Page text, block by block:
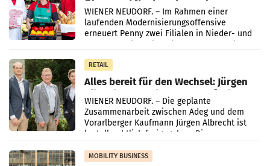
Ober- und Niederösterreich
WIENER NEUDORF. – Im Rahmen einer
laufenden Modernisierungsoffensive
erneuert Penny zwei Filialen in Nieder- und
RETAIL
Alles bereit für den Wechsel: Jürgen
Albrecht setzt ab 1.1.2027 auf Adeg
WIENER NEUDORF. – Die geplante
Zusammenarbeit zwischen Adeg und dem
Vorarlberger Kaufmann Jürgen Albrecht ist
kartellrechtlich freigegeben: Die
Bundeswettbewerbsbehörde und der
Bundeskartellanwalt
MOBILITY BUSINESS